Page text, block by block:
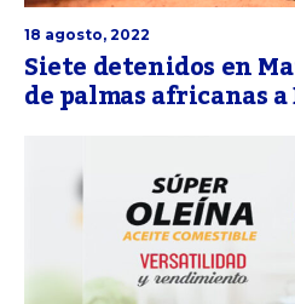
18 agosto, 2022
Siete detenidos en
de palmas africanas